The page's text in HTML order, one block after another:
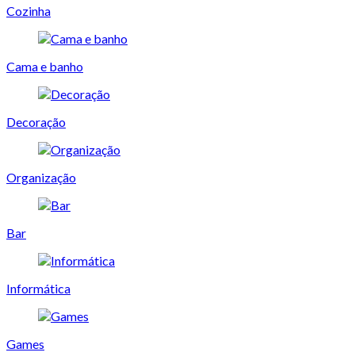
Cozinha
Cama e banho
Decoração
Organização
Bar
Informática
Games